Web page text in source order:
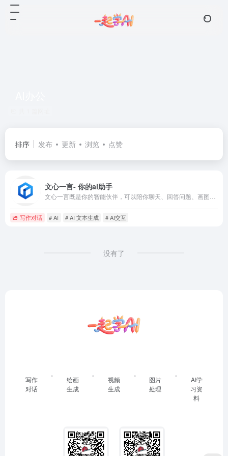
排序 发布 更新 浏览 点赞
文心一言- 你的ai助手
写作对话 # AI # AI 文本生成 # AI交互
没有了
写作
对话
绘画
生成
视频
生成
图片
处理
AI学
习资
料